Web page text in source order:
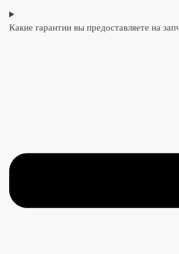
Какие гарантии вы предоставляете на